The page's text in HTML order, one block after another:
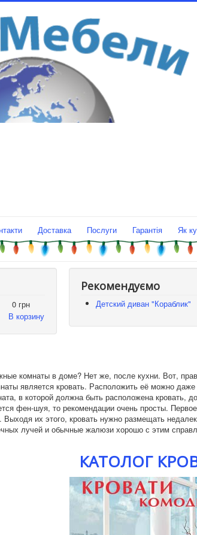
Доставка Послуги Гарантія Як
0 грн
В корзину
Рекомендуємо
Детский диван "Кораблик"
комнаты в доме? Нет же, после кухни. Вот,
является кровать. Расположить её можно
в которой должна быть расположена кровать,
фен-шуя, то рекомендации очень просты.
Выходя их этого, кровать нужно размещать
лучей и обычные жалюзи хорошо с этим
КАТОЛОГ